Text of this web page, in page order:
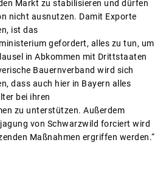
Markt zu stabilisieren und dürfen
nicht ausnutzen. Damit Exporte
ist das
gefordert, alles zu tun, um
in Abkommen mit Drittstaaten
Bauernverband wird sich
dass auch hier in Bayern alles
bei ihren
zu unterstützen. Außerdem
von Schwarzwild forciert wird
Maßnahmen ergriffen werden.“